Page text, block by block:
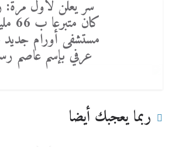
سر يعلن لأول مرة:
مستشفى أورام جديد
عرفي بإسم عاصم
ربما يعجبك أيضا